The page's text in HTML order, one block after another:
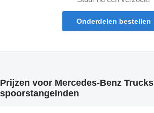
Onderdelen bestellen
Prijzen voor Mercedes-Benz Trucks
spoorstangeinden